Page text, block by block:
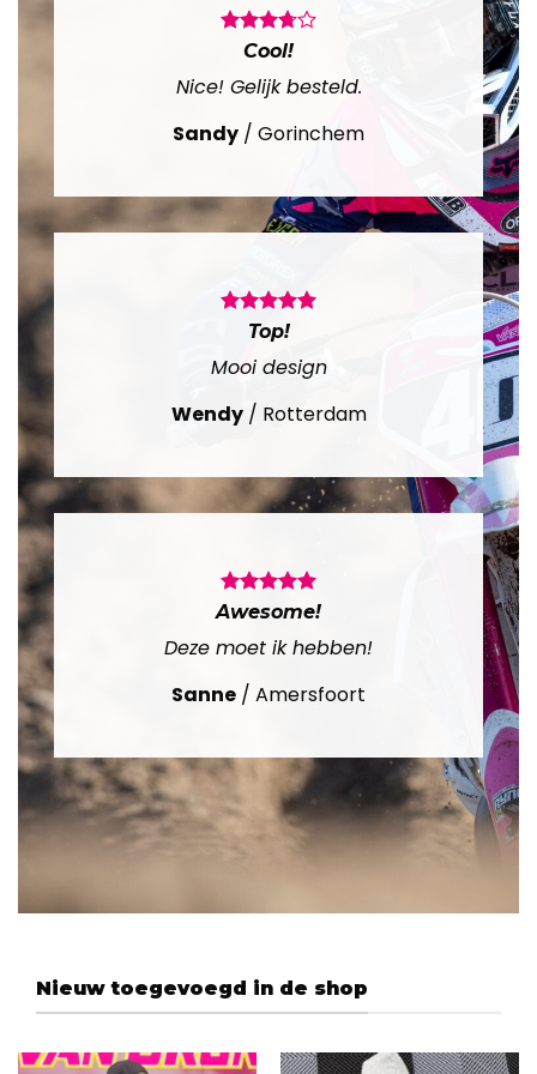
Cool!
Nice! Gelijk besteld.
Sandy / Gorinchem
Top!
Mooi design
Wendy / Rotterdam
Awesome!
Deze moet ik hebben!
Sanne / Amersfoort
Nieuw toegevoegd in de shop